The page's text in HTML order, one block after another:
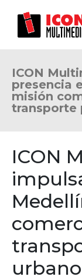
ICON
presencia
misión
transporte
ICON
urbano